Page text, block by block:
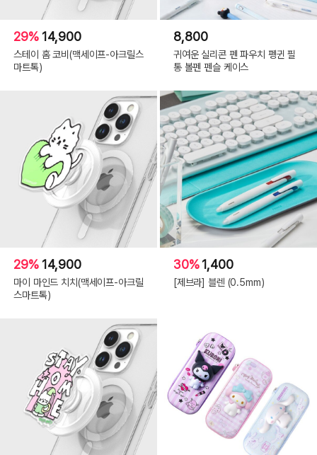
29% 14,900
스테이 홈 코비(맥세이프-아크릴스
마트톡)
8,800
귀여운 실리콘 펜 파우치 펭귄 필
통 볼펜 펜슬 케이스
29% 14,900
마이 마인드 치치(맥세이프-아크릴
스마트톡)
30%1,400
[제브라] 블렌 (0.5mm)